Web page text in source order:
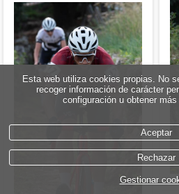
Esta web utiliza cookies propias. No
recoger información de carácter
configuración u obtener
Aceptar
Rechazar
Gestionar